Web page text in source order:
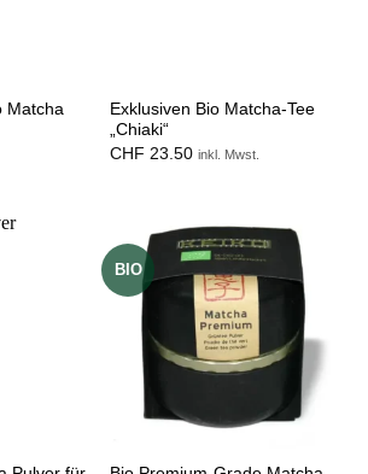
Matcha
Exklusiven Bio Matcha-Tee
„Chiaki“
CHF 23.50 inkl. Mwst.
BIO